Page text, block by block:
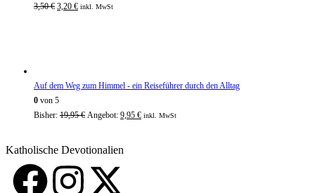
3,50€ 3,20 € inkl. MwSt
Auf dem Weg zum Himmel - ein Reiseführer durch den Alltag
0 von 5
Bisher: 19,95€ Angebot: 9,95 € inkl. MwSt
Katholische Devotionalien